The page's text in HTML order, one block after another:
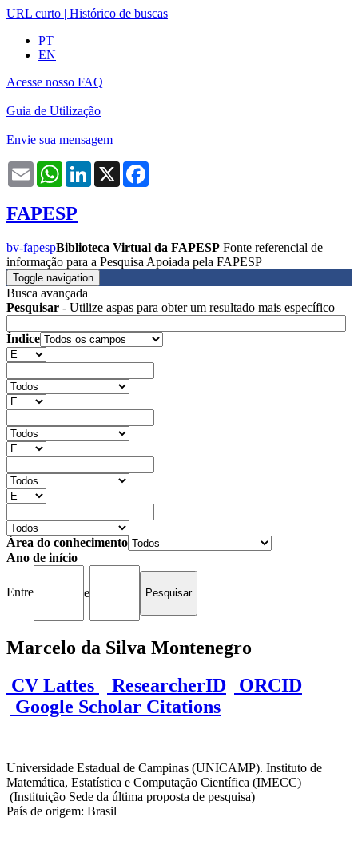
URL curto | Histórico de buscas
PT
EN
Acesse nosso FAQ
Guia de Utilização
Envie sua mensagem
Email WhatsAppLinkedIn
X
FAPESP
bv-fapespBiblioteca Virtual da FAPESP Fonte referencial de
informação para a Pesquisa Apoiada pela FAPESP
Toggle navigation
Busca avançada
Pesquisar - Utilize aspas para obter um resultado mais específico
Índice
Área do conhecimento
Ano de início
Entre e
Marcelo da Silva Montenegro
CV Lattes
ResearcherID
ORCID
Google Scholar Citations
Universidade Estadual de Campinas (UNICAMP). Instituto de
Matemática, Estatística e Computação Científica (IMECC)
(Instituição Sede da última proposta de pesquisa)
País de origem: Brasil